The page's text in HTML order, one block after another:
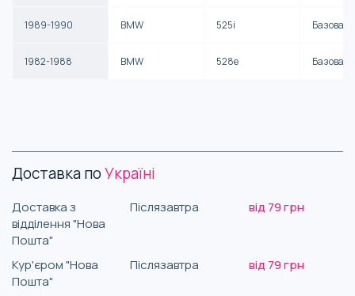
1989-1990 BMW 525i Базова
1982-1988 BMW 528e Базова
Доставка поУкраїні
Доставка з
відділення "Нова
Пошта"
Післязавтра від 79 грн
Кур'єром "Нова
Пошта"
Післязавтра від 79 грн